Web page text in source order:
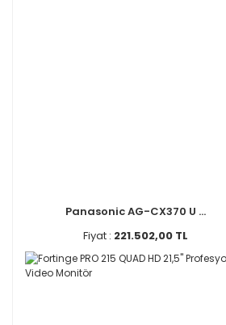
Panasonic AG-CX370 U ...
Fiyat : 221.502,00 TL